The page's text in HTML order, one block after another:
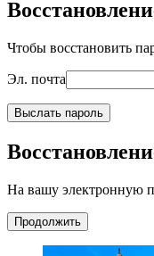
Чтобы восстановить
Эл. почта
Выслать пароль
На вашу электронную
Продолжить